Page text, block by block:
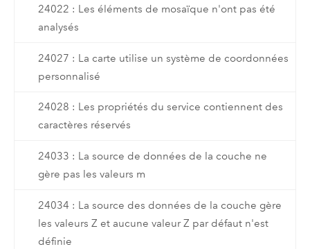
24022 : Les éléments de mosaïque n'ont pas été
analysés
24027 : La carte utilise un système de coordonnées
personnalisé
24028 : Les propriétés du service contiennent des
caractères réservés
24033 : La source de données de la couche ne
gère pas les valeurs m
24034 : La source des données de la couche gère
les valeurs Z et aucune valeur Z par défaut n'est
définie